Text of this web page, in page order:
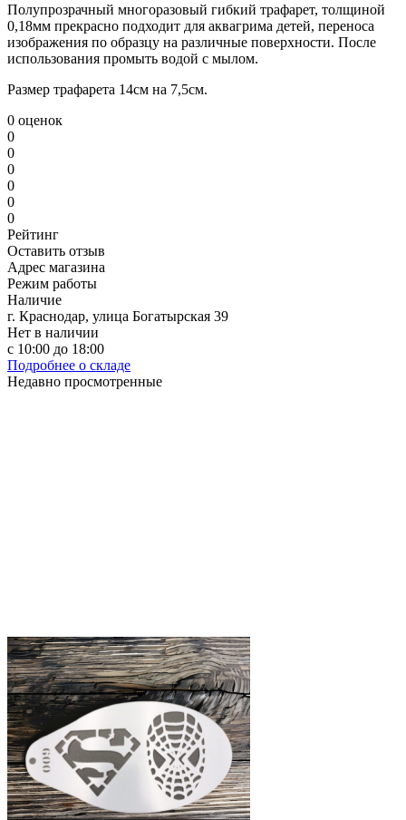
Полупрозрачный многоразовый гибкий трафарет, толщиной
0,18мм прекрасно подходит для аквагрима детей, переноса
изображения по образцу на различные поверхности. После
использования промыть водой с мылом.
Размер трафарета 14см на 7,5см.
0 оценок
0
0
0
0
0
0
Рейтинг
Оставить отзыв
Адрес магазина
Режим работы
Наличие
г. Краснодар, улица Богатырская 39
Нет в наличии
с 10:00 до 18:00
Подробнее о складе
Недавно просмотренные